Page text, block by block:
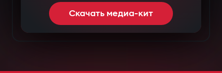
Скачать медиа-кит